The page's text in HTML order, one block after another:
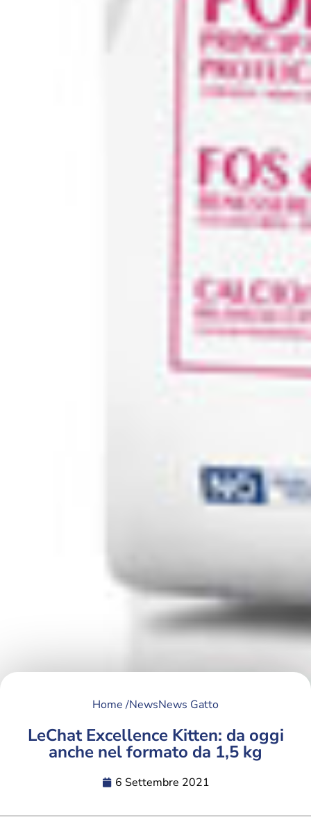
Home /NewsNews Gatto
LeChat Excellence Kitten: da oggi
anche nel formato da 1,5 kg
6 Settembre 2021